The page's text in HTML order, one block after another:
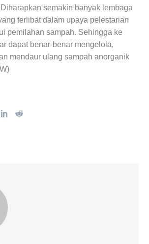
semakin banyak lembaga
terlibat dalam upaya pelestarian
pemilahan sampah. Sehingga ke
dapat benar-benar mengelola,
mendaur ulang sampah anorganik